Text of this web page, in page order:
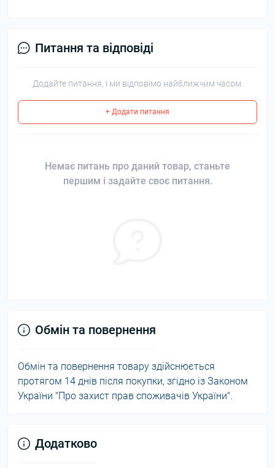
Питання та відповіді
Додайте питання, і ми відповімо найближчим часом.
+ Додати питання
Немає питань про даний товар, станьте
першим і задайте своє питання.
Обмін та повернення
Обмін та повернення товару здійснюється
протягом 14 днів після покупки, згідно із Законом
України "Про захист прав споживачів України".
Додатково